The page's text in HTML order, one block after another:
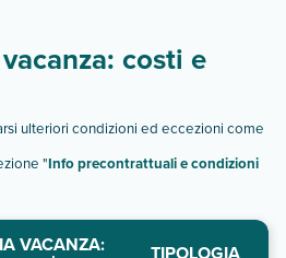
costi e
ulteriori condizioni ed eccezioni come
"Info precontrattuali e condizioni
VACANZA: TIPOLOGIA